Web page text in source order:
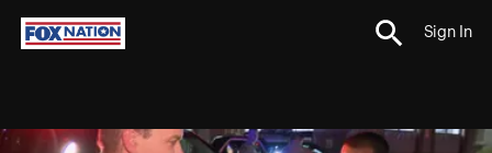
Sign In